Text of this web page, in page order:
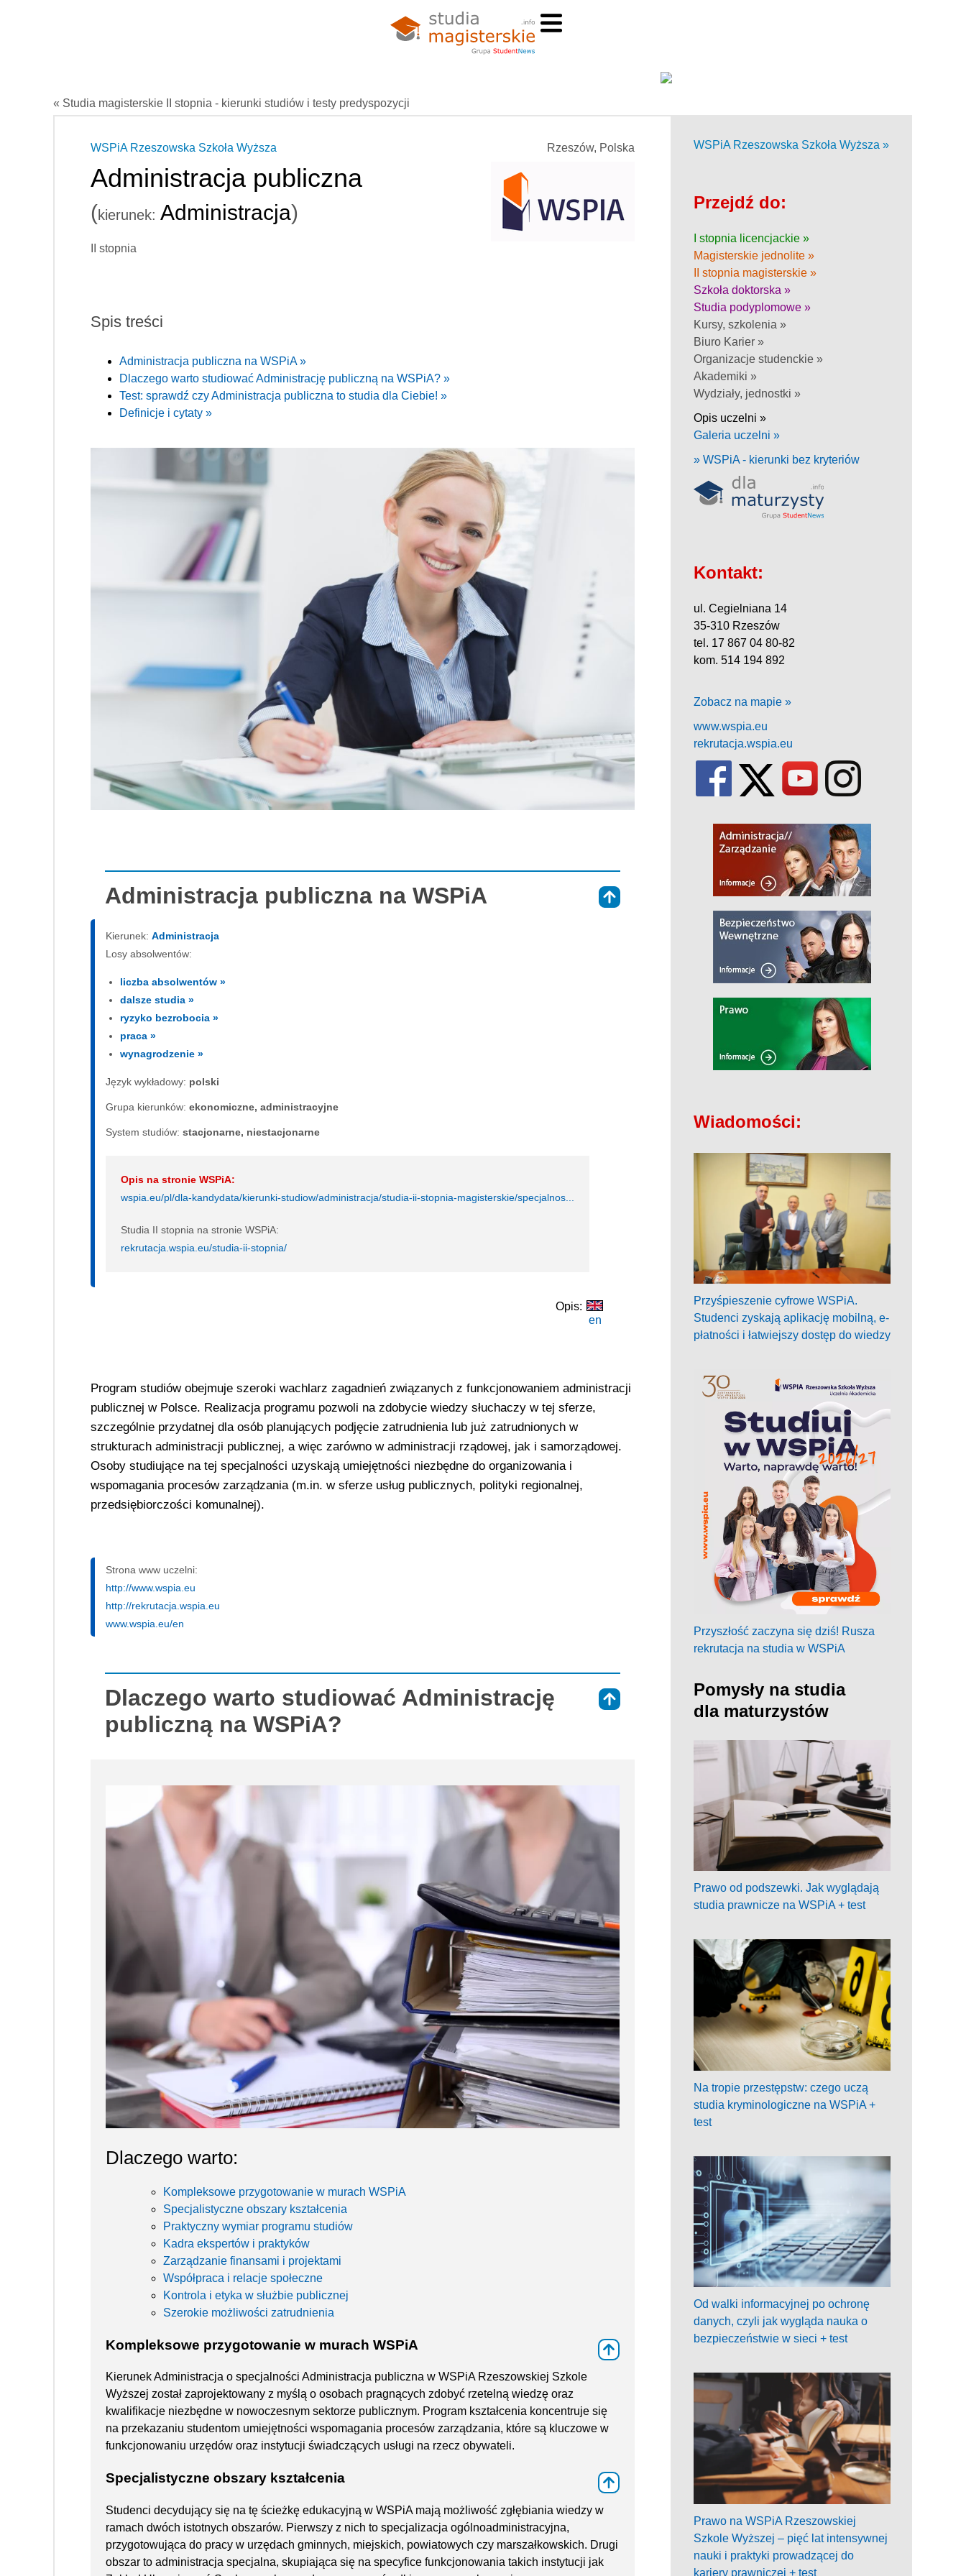
« Studia magisterskie II stopnia - kierunki studiów i testy predyspozycji
Rzeszów, Polska
WSPiA Rzeszowska Szkoła Wyższa
Administracja publiczna
(kierunek: Administracja)
II stopnia
Spis treści
Administracja publiczna na WSPiA »
Dlaczego warto studiować Administrację publiczną na WSPiA? »
Test: sprawdź czy Administracja publiczna to studia dla Ciebie! »
Definicje i cytaty »
Administracja publiczna na WSPiA
Kierunek: Administracja
Losy absolwentów:
liczba absolwentów »
dalsze studia »
ryzyko bezrobocia »
praca »
wynagrodzenie »
Język wykładowy: polski
Grupa kierunków: ekonomiczne, administracyjne
System studiów: sta­cjo­nar­ne, nie­sta­cjo­nar­ne
Opis na stronie WSPiA:
wspia.eu/pl/dla-kandydata/kierunki-studiow/administracja/studia-ii-stopnia-magisterskie/specjalnos...
Studia II stopnia na stronie WSPiA:
rekrutacja.wspia.eu/studia-ii-stopnia/
Opis:
en
Program studiów obejmuje szeroki wachlarz zagadnień związanych z funkcjonowaniem administracji
publicznej w Polsce. Realizacja programu pozwoli na zdobycie wiedzy słuchaczy w tej sferze,
szczególnie przydatnej dla osób planujących podjęcie zatrudnienia lub już zatrudnionych w
strukturach administracji publicznej, a więc zarówno w administracji rządowej, jak i samorządowej.
Osoby studiujące na tej specjalności uzyskają umiejętności niezbędne do organizowania i
wspomagania procesów zarządzania (m.in. w sferze usług publicznych, polityki regionalnej,
przedsiębiorczości komunalnej).
Strona www uczelni:
http://www.wspia.eu
http://rekrutacja.wspia.eu
www.wspia.eu/en
Dlaczego warto studiować Administrację
publiczną na WSPiA?
Dlaczego warto:
Kompleksowe przygotowanie w murach WSPiA
Specjalistyczne obszary kształcenia
Praktyczny wymiar programu studiów
Kadra ekspertów i praktyków
Zarządzanie finansami i projektami
Współpraca i relacje społeczne
Kontrola i etyka w służbie publicznej
Szerokie możliwości zatrudnienia
Kompleksowe przygotowanie w murach WSPiA
Kierunek Administracja o specjalności Administracja publiczna w WSPiA Rzeszowskiej Szkole
Wyższej został zaprojektowany z myślą o osobach pragnących zdobyć rzetelną wiedzę oraz
kwalifikacje niezbędne w nowoczesnym sektorze publicznym. Program kształcenia koncentruje się
na przekazaniu studentom umiejętności wspomagania procesów zarządzania, które są kluczowe w
funkcjonowaniu urzędów oraz instytucji świadczących usługi na rzecz obywateli.
Specjalistyczne obszary kształcenia
Studenci decydujący się na tę ścieżkę edukacyjną w WSPiA mają możliwość zgłębiania wiedzy w
ramach dwóch istotnych obszarów. Pierwszy z nich to specjalizacja ogólnoadministracyjna,
przygotowująca do pracy w urzędach gminnych, miejskich, powiatowych czy marszałkowskich. Drugi
obszar to administracja specjalna, skupiająca się na specyfice funkcjonowania takich instytucji jak
WSPiA Rzeszowska Szkoła Wyższa »
Przejdź do:
I stopnia licencjackie »
Magisterskie jednolite »
II stopnia magisterskie »
Szkoła doktorska »
Studia podyplomowe »
Kursy, szkolenia »
Biuro Karier »
Organizacje studenckie »
Akademiki »
Wydziały, jednostki »
Opis uczelni »
Galeria uczelni »
» WSPiA - kierunki bez kryteriów
Kontakt:
ul. Cegielniana 14
35-310 Rzeszów
tel. 17 867 04 80-82
kom. 514 194 892
Zobacz na mapie »
www.wspia.eu
rekrutacja.wspia.eu
Wiadomości:
Przyśpieszenie cyfrowe WSPiA.
Studenci zyskają aplikację mobilną, e-
płatności i łatwiejszy dostęp do wiedzy
Przyszłość zaczyna się dziś! Rusza
rekrutacja na studia w WSPiA
Pomysły na studia
dla maturzystów
Prawo od podszewki. Jak wyglądają
studia prawnicze na WSPiA + test
Na tropie przestępstw: czego uczą
studia kryminologiczne na WSPiA +
test
Od walki informacyjnej po ochronę
danych, czyli jak wygląda nauka o
bezpieczeństwie w sieci + test
Prawo na WSPiA Rzeszowskiej
Szkole Wyższej – pięć lat intensywnej
nauki i praktyki prowadzącej do
kariery prawniczej + test